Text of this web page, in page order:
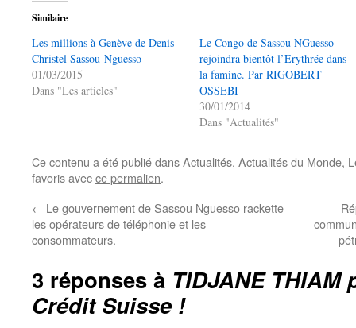
Similaire
Les millions à Genève de Denis-
Christel Sassou-Nguesso
01/03/2015
Dans "Les articles"
Le Congo de Sassou NGuesso
rejoindra bientôt l’Erythrée dans
la famine. Par RIGOBERT
OSSEBI
30/01/2014
Dans "Actualités"
Ce contenu a été publié dansActualités, Actualités du Monde,
favoris avecce permalien.
← Le gouvernement de Sassou Nguesso rackette
les opérateurs de téléphonie et les
consommateurs.
3 réponses à TIDJANE THIAM
Crédit Suisse !